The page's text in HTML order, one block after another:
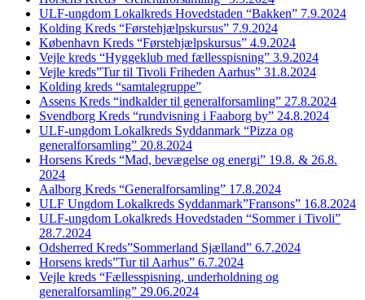
ULF-ungdom Lokalkreds Hovedstaden “Bakken” 7.9.2024
Kolding Kreds “Førstehjælpskursus” 7.9.2024
København Kreds “Førstehjælpskursus” 4.9.2024
Vejle kreds “Hyggeklub med fællesspisning” 3.9.2024
Vejle kreds”Tur til Tivoli Friheden Aarhus” 31.8.2024
Kolding kreds “samtalegruppe”
Assens Kreds “indkalder til generalforsamling” 27.8.2024
Svendborg Kreds “rundvisning i Faaborg by” 24.8.2024
ULF-ungdom Lokalkreds Syddanmark “Pizza og
generalforsamling” 20.8.2024
Horsens Kreds “Mad, bevægelse og energi” 19.8. & 26.8.
2024
Aalborg Kreds “Generalforsamling” 17.8.2024
ULF Ungdom Lokalkreds Syddanmark”Fransons” 16.8.2024
ULF-ungdom Lokalkreds Hovedstaden “Sommer i Tivoli”
28.7.2024
Odsherred Kreds”Sommerland Sjælland” 6.7.2024
Horsens kreds”Tur til Aarhus” 6.7.2024
Vejle kreds “Fællesspisning, underholdning og
generalforsamling” 29.06.2024